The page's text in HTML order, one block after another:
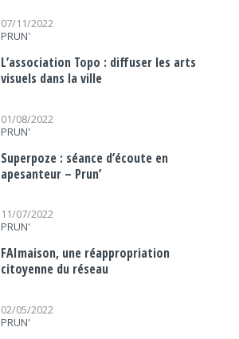
07/11/2022
PRUN'
L’association Topo : diffuser les arts
visuels dans la ville
01/08/2022
PRUN'
Superpoze : séance d’écoute en
apesanteur – Prun’
11/07/2022
PRUN'
FAImaison, une réappropriation
citoyenne du réseau
02/05/2022
PRUN'